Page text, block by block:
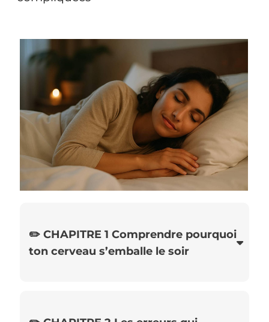
✏️ CHAPITRE 1 Comprendre pourquoi
ton cerveau s’emballe le soir